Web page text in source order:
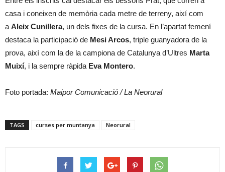
casa i coneixen de memòria cada metre de terreny, així com
a Aleix Cunillera, un dels fixes de la cursa. En l’apartat femení
destaca la participació de Mesi Arcos, triple guanyadora de la
prova, així com la de la campiona de Catalunya d’Ultres Marta
Muixí, i la sempre ràpida Eva Montero.
Foto portada: Maipor Comunicació / La Neorural
TAGS curses per muntanya Neorural